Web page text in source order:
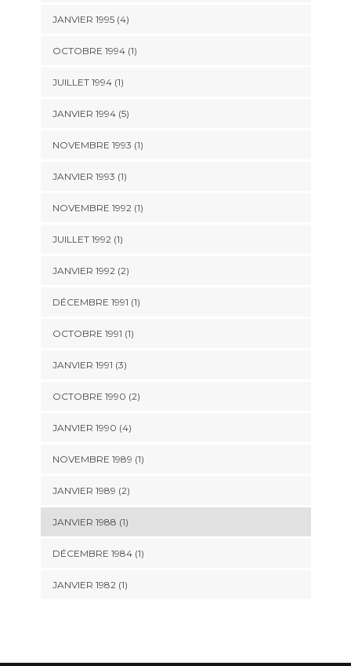
JANVIER 1995 (4)
OCTOBRE 1994 (1)
JUILLET 1994 (1)
JANVIER 1994 (5)
NOVEMBRE 1993 (1)
JANVIER 1993 (1)
NOVEMBRE 1992 (1)
JUILLET 1992 (1)
JANVIER 1992 (2)
DÉCEMBRE 1991 (1)
OCTOBRE 1991 (1)
JANVIER 1991 (3)
OCTOBRE 1990 (2)
JANVIER 1990 (4)
NOVEMBRE 1989 (1)
JANVIER 1989 (2)
JANVIER 1988 (1)
DÉCEMBRE 1984 (1)
JANVIER 1982 (1)